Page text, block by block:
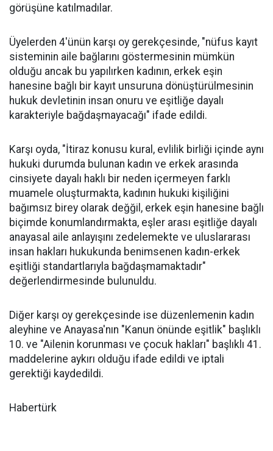
görüşüne katılmadılar.
Üyelerden 4'ünün karşı oy gerekçesinde, "nüfus kayıt
sisteminin aile bağlarını göstermesinin mümkün
olduğu ancak bu yapılırken kadının, erkek eşin
hanesine bağlı bir kayıt unsuruna dönüştürülmesinin
hukuk devletinin insan onuru ve eşitliğe dayalı
karakteriyle bağdaşmayacağı" ifade edildi.
Karşı oyda, "İtiraz konusu kural, evlilik birliği içinde aynı
hukuki durumda bulunan kadın ve erkek arasında
cinsiyete dayalı haklı bir neden içermeyen farklı
muamele oluşturmakta, kadının hukuki kişiliğini
bağımsız birey olarak değğil, erkek eşin hanesine bağlı
biçimde konumlandırmakta, eşler arası eşitliğe dayalı
anayasal aile anlayışını zedelemekte ve uluslararası
insan hakları hukukunda benimsenen kadın-erkek
eşitliği standartlarıyla bağdaşmamaktadır"
değerlendirmesinde bulunuldu.
Diğer karşı oy gerekçesinde ise düzenlemenin kadın
aleyhine ve Anayasa'nın "Kanun önünde eşitlik" başlıklı
10. ve "Ailenin korunması ve çocuk hakları" başlıklı 41.
maddelerine aykırı olduğu ifade edildi ve iptali
gerektiği kaydedildi.
Habertürk